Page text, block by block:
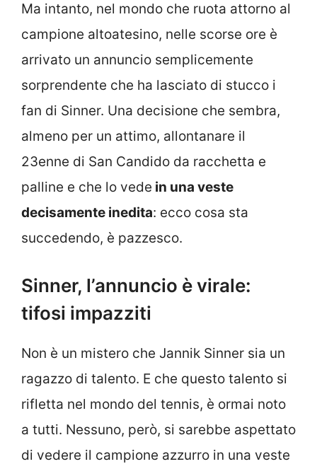
Ma intanto, nel mondo che ruota attorno al
campione altoatesino, nelle scorse ore è
arrivato un annuncio semplicemente
sorprendente che ha lasciato di stucco i
fan di Sinner. Una decisione che sembra,
almeno per un attimo, allontanare il
23enne di San Candido da racchetta e
palline e che lo vede in una veste
decisamente inedita: ecco cosa sta
succedendo, è pazzesco.
Sinner, l’annuncio è virale:
tifosi impazziti
Non è un mistero che Jannik Sinner sia un
ragazzo di talento. E che questo talento si
rifletta nel mondo del tennis, è ormai noto
a tutti. Nessuno, però, si sarebbe aspettato
di vedere il campione azzurro in una veste